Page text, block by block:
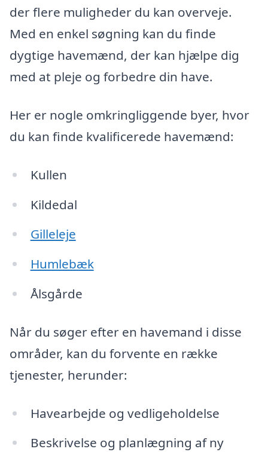
der flere muligheder du kan overveje.
Med en enkel søgning kan du finde
dygtige havemænd, der kan hjælpe dig
med at pleje og forbedre din have.
Her er nogle omkringliggende byer, hvor
du kan finde kvalificerede havemænd:
Kullen
Kildedal
Gilleleje
Humlebæk
Ålsgårde
Når du søger efter en havemand i disse
områder, kan du forvente en række
tjenester, herunder:
Havearbejde og vedligeholdelse
Beskrivelse og planlægning af ny